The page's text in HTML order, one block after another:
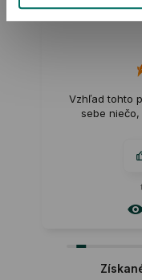
Ako
Vzhľad tohto
sebe